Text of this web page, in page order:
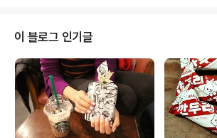
전문점을 운영하고 있는 밀밀홍. 쇠깡통 홍차들의 천국에
서 막입인지 몰라도 영국/스리랑카 계열의 쇠깡통 브랜드
들(웨지우드, 위타드, 아마드, 해로즈, 포트넘앤메이슨, 딜
마, 다질리언, 헤로게이트 등 100종도 넘을 메이커들)의 홍
차는 왠만해서는 입에서 코에서 잡히는 잎차의 감흥 무언
가가 없는 편이다. 산지별 ..
이 블로그 인기글